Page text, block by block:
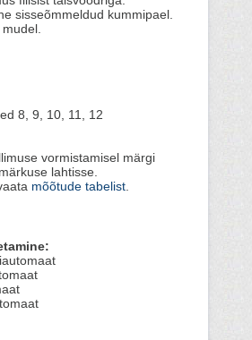
sisseõmmeldud kummipael.
8, 9, 10, 11, 12
vormistamisel märgi
lahtisse.
mõõtude tabelist.